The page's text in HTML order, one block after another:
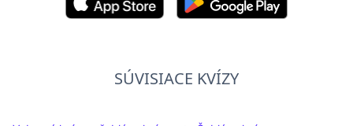
SÚVISIACE KVÍZY